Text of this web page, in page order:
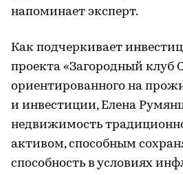
напоминает эксперт.
Как подчеркивает
проекта «Загородный клуб
ориентированного на
и инвестиции, Елена
недвижимость
активом, способным
способность в условиях